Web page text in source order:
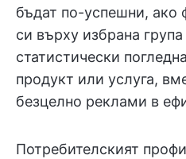
бъдат по-успешни, ако
си върху избрана
статистически
продукт или услуга,
безцелно реклами в
Потребителският